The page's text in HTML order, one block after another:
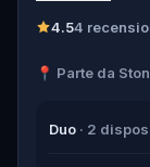
Walter, the
suspects, and
4.54
📍 Parte da
Duo · 2